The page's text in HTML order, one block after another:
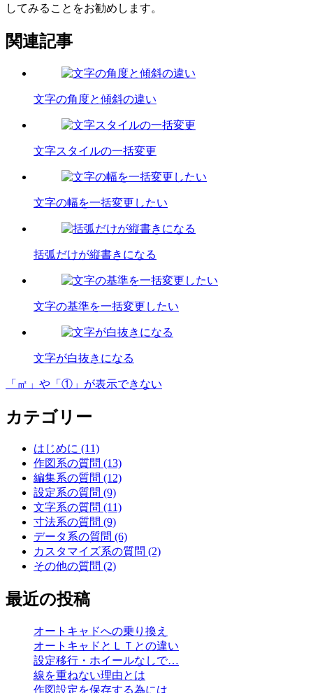
してみることをお勧めします。
関連記事
文字の角度と傾斜の違い
文字スタイルの一括変更
文字の幅を一括変更したい
括弧だけが縦書きになる
文字の基準を一括変更したい
文字が白抜きになる
投
稿
「㎡」や「①」が表示できない
カテゴリー
はじめに (11)
作図系の質問 (13)
編集系の質問 (12)
設定系の質問 (9)
文字系の質問 (11)
寸法系の質問 (9)
データ系の質問 (6)
カスタマイズ系の質問 (2)
その他の質問 (2)
最近の投稿
オートキャドへの乗り換え
オートキャドとＬＴとの違い
設定移行・ホイールなしで…
線を重ねない理由とは
作図設定を保存する為には